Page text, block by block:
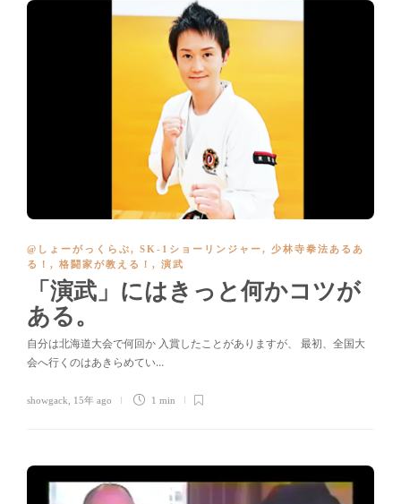
@しょーがっくらぶ, SK-1ショーリンジャー, 少林寺拳法あるあ
る！ , 格闘家が教える！ , 演武
「演武」にはきっと何かコツが
ある。
自分は北海道大会で何回か 入賞したことがありますが、 最初、全国大
会へ行くのはあきらめてい…
showgack 15年 ago 1 min